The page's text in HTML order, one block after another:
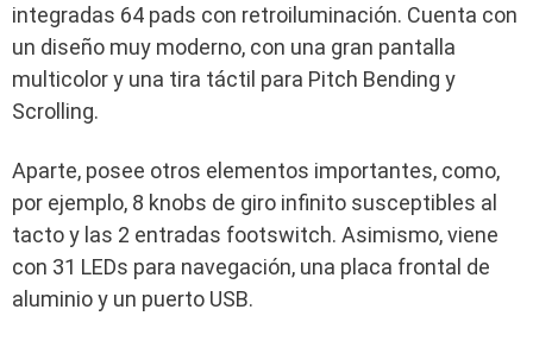
integradas 64 pads con retroiluminación. Cuenta con
un diseño muy moderno, con una gran pantalla
multicolor y una tira táctil para Pitch Bending y
Scrolling.
Aparte, posee otros elementos importantes, como,
por ejemplo, 8 knobs de giro infinito susceptibles al
tacto y las 2 entradas footswitch. Asimismo, viene
con 31 LEDs para navegación, una placa frontal de
aluminio y un puerto USB.